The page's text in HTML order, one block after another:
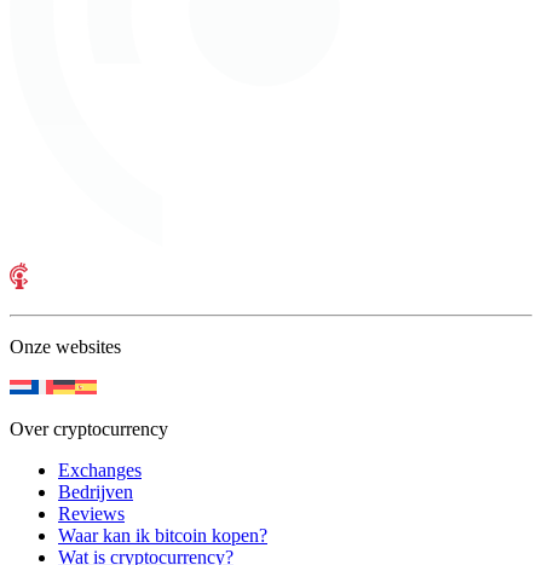
Onze websites
Over cryptocurrency
Exchanges
Bedrijven
Reviews
Waar kan ik bitcoin kopen?
Wat is cryptocurrency?